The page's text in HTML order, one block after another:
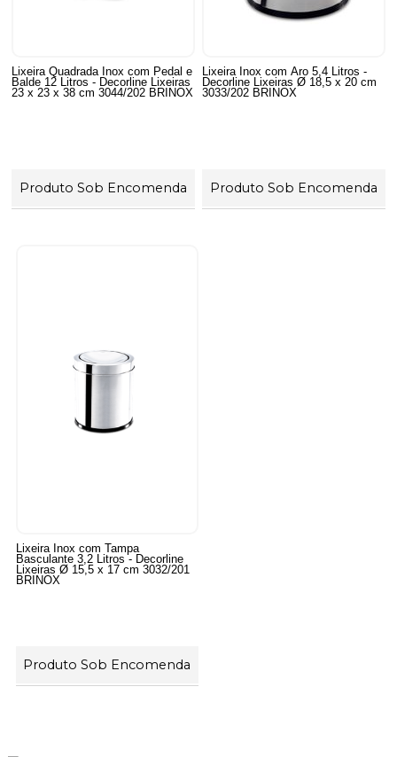
Lixeira Quadrada Inox com Pedal e
Balde 12 Litros - Decorline Lixeiras
23 x 23 x 38 cm 3044/202 BRINOX
Produto Sob Encomenda
Lixeira Inox com Aro 5,4 Litros -
Decorline Lixeiras Ø 18,5 x 20 cm
3033/202 BRINOX
Produto Sob Encomenda
Lixeira Inox com Tampa
Basculante 3,2 Litros - Decorline
Lixeiras Ø 15,5 x 17 cm 3032/201
BRINOX
Produto Sob Encomenda